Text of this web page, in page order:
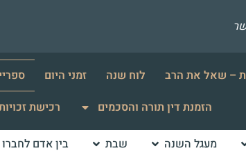
– שאל את הרב לוח שנה זמני היום
הזמנת דין תורה והסכמים
רכישת
מעגל השנה שבת בין אדם לחברו